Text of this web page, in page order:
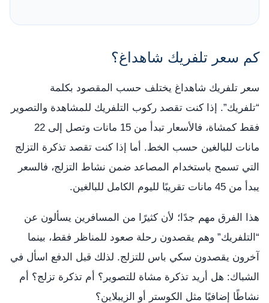
كم سعر تلفريك شاهداغ؟
سعر تلفريك شاهداغ يختلف حسب المقصود بكلمة
“تلفريك”. إذا كنت تقصد ركوب التلفريك للمشاهدة والتصوير
فقط كمشاة، فالأسعار تبدأ من 15 مانات وتصل إلى 22
مانات للبالغين حسب الخط. أما إذا كنت تقصد تذكرة التزلج
التي تسمح باستخدام المصاعد ضمن نشاط التزلج، فالسعر
يبدأ من 45 مانات تقريبًا لليوم الكامل للبالغين.
هذا الفرق مهم جدًا؛ لأن كثيرًا من المسافرين يسألون عن
“التلفريك” وهم يقصدون رحلة صعود للمناظر فقط، بينما
آخرون يقصدون سكي باس للتزلج. لذلك قبل الدفع اسأل في
الشباك: هل أريد تذكرة مشاة للتصوير؟ أم تذكرة تزلج؟ أم
نشاطًا إضافيًا مثل الكوستر أو الزيبلاين؟